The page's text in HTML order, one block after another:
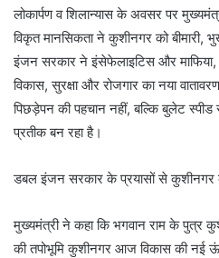
लोकार्पण व शिलान्यास के अवसर पर
विकृत मानसिकता ने कुशीनगर को बीमारी,
इंजन सरकार ने इंसेफेलाइटिस और माफिया,
विकास, सुरक्षा और रोजगार का नया
पिछड़ेपन की पहचान नहीं, बल्कि बुलेट
प्रतीक बन रहा है।
डबल इंजन सरकार के प्रयासों से कुशीनगर
मुख्यमंत्री ने कहा कि भगवान राम के पुत्र
की तपोभूमि कुशीनगर आज विकास की नई